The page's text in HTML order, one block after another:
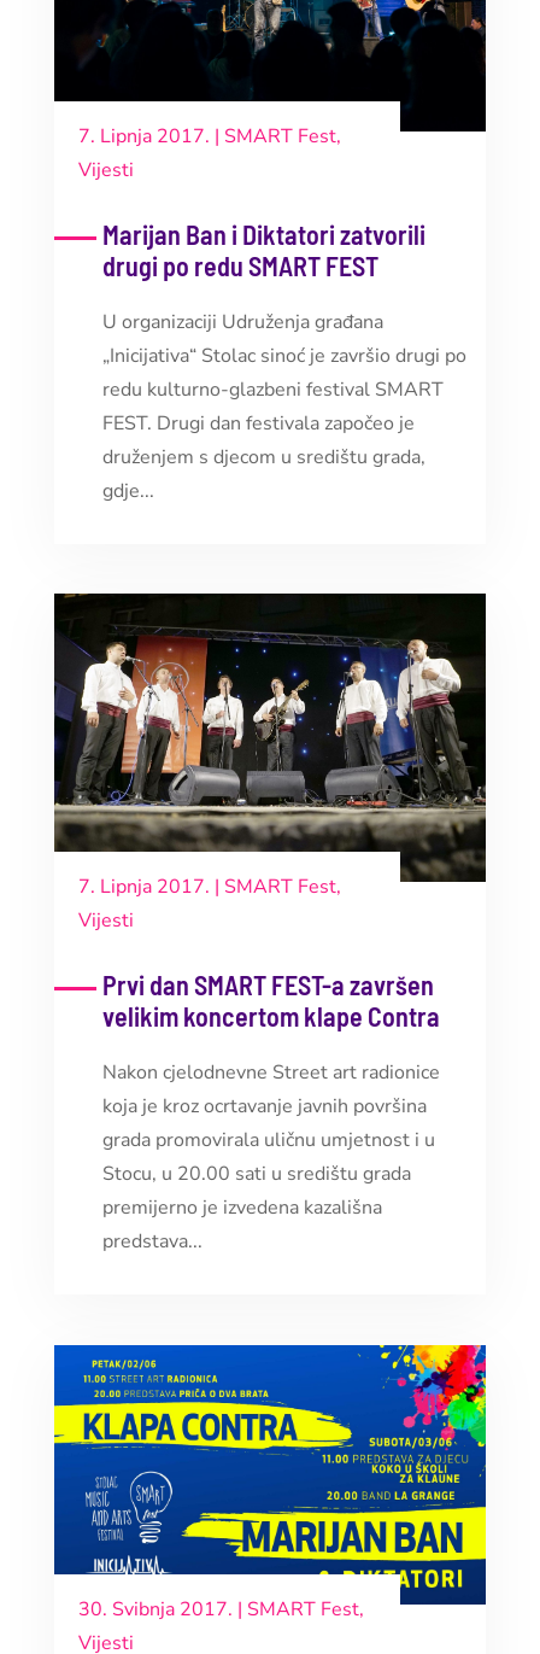
Marijan Ban i Diktatori zatvorili
drugi po redu SMART FEST
7. Lipnja 2017. | SMART Fest,
Vijesti
U organizaciji Udruženja građana
„Inicijativa“ Stolac sinoć je završio drugi po
redu kulturno-glazbeni festival SMART
FEST. Drugi dan festivala započeo je
druženjem s djecom u središtu grada,
gdje...
Prvi dan SMART FEST-a završen
velikim koncertom klape Contra
7. Lipnja 2017. | SMART Fest,
Vijesti
Nakon cjelodnevne Street art radionice
koja je kroz ocrtavanje javnih površina
grada promovirala uličnu umjetnost i u
Stocu, u 20.00 sati u središtu grada
premijerno je izvedena kazališna
predstava...
30. Svibnja 2017. | SMART Fest,
Vijesti